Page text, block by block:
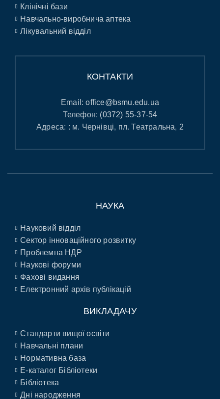
Клінічні бази
Навчально-виробнича аптека
Лікувальний відділ
КОНТАКТИ
Email:office@bsmu.edu.ua
Телефон: (0372) 55-37-54
Адреса: : м. Чернівці, пл. Театральна, 2
НАУКА
Науковий відділ
Сектор інноваційного розвитку
Проблемна НДР
Наукові форуми
Фахові видання
Електронний архів публікацій
ВИКЛАДАЧУ
Стандарти вищої освіти
Навчальні плани
Нормативна база
E-каталог Бібліотеки
Бібліотека
Дні народження